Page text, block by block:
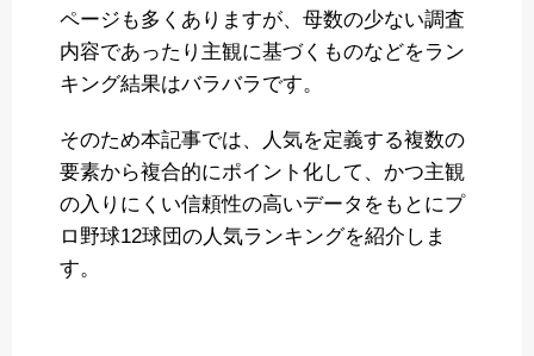
ページも多くありますが、母数の少ない調査
内容であったり主観に基づくものなどをラン
キング結果はバラバラです。
そのため本記事では、人気を定義する複数の
要素から複合的にポイント化して、かつ主観
の入りにくい信頼性の高いデータをもとにプ
ロ野球12球団の人気ランキングを紹介しま
す。